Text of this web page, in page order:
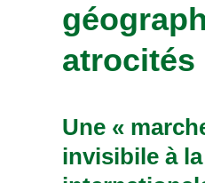
atrocités
Une «
invisibile à